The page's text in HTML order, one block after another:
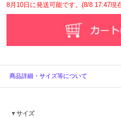
8月10日に発送可能です。(8/8 17:47現
商品詳細・サイズ等について
▼サイズ